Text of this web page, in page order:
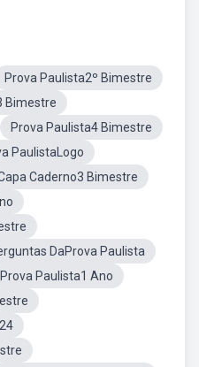
Prova Paulista2º Bimestre
Bimestre
Prova Paulista4 Bimestre
PaulistaLogo
Caderno3 Bimestre
DaProva Paulista
Prova Paulista1 Ano